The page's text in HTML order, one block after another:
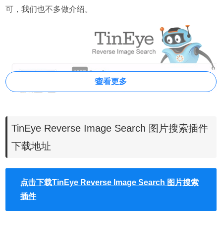
可，我们也不多做介绍。
查看更多
TinEye Reverse Image Search 图片搜索插件
下载地址
点击下载TinEye Reverse Image Search 图片搜索
插件